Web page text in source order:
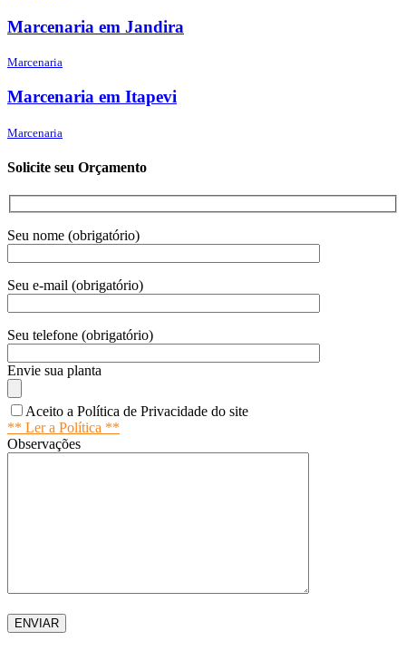
Marcenaria em Jandira
Marcenaria
Marcenaria em Itapevi
Marcenaria
Solicite seu Orçamento
Seu nome (obrigatório)
Seu e-mail (obrigatório)
Seu telefone (obrigatório)
Envie sua planta
Aceito a Política de Privacidade do site
** Ler a Política **
Observações